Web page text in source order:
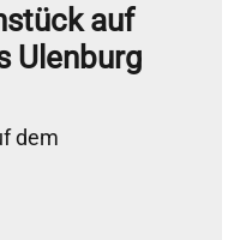
auf
Ulenburg
dem